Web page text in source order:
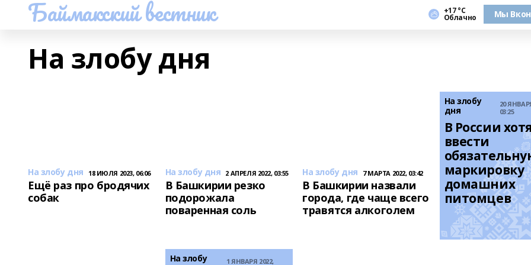
Баймакский вестник +17 °С
Облачно Мы
На злобу дня
На злобу дня 18 ИЮЛЯ 2023, 06:06
Ещё раз про бродячих
собак
На злобу дня 2 АПРЕЛЯ 2022, 03:55
В Башкирии резко
подорожала
поваренная соль
На злобу дня 7 МАРТА 2022, 03:42
В Башкирии назвали
города, где чаще всего
травятся алкоголем
На злобу
дня
20
03:25
В России
ввести
маркировку
домашних
питомцев
На злобу
1 ЯНВАРЯ 2022,